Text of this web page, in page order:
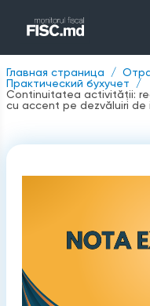
Главная страница
Практический бухучет
Continuitatea activității:
cu accent pe dezvăluiri